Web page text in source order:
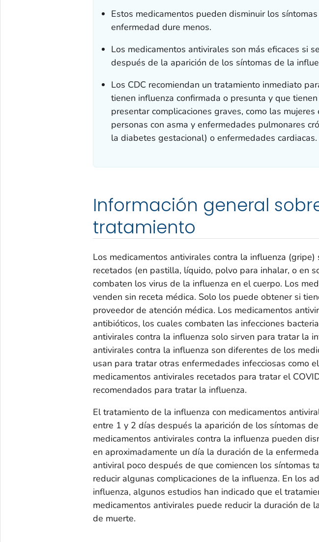
Estos medicamentos pueden disminuir los
enfermedad dure menos.
Los medicamentos antivirales son más eficaces si
después de la aparición de los síntomas de la
Los CDC recomiendan un tratamiento inmediato
tienen influenza confirmada o presunta y que
presentar complicaciones graves, como las
personas con asma y enfermedades pulmonares
la diabetes gestacional) o enfermedades cardiacas.
Información general
tratamiento
Los medicamentos antivirales contra la influenza (gripe)
recetados (en pastilla, líquido, polvo para inhalar, o en
combaten los virus de la influenza en el cuerpo. Los
venden sin receta médica. Solo los puede obtener si
proveedor de atención médica. Los medicamentos
antibióticos, los cuales combaten las infecciones
antivirales contra la influenza solo sirven para tratar la
antivirales contra la influenza son diferentes de los
usan para tratar otras enfermedades infecciosas como
medicamentos antivirales recetados para tratar el
recomendados para tratar la influenza.
El tratamiento de la influenza con medicamentos
entre 1 y 2 días después la aparición de los síntomas
medicamentos antivirales contra la influenza pueden
en aproximadamente un día la duración de la
antiviral poco después de que comiencen los síntomas
reducir algunas complicaciones de la influenza. En los
influenza, algunos estudios han indicado que el
medicamentos antivirales puede reducir la duración de
de muerte.